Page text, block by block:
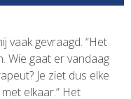
vaak gevraagd. “Het
Wie gaat er vandaag
Je ziet dus elke
elkaar.” Het